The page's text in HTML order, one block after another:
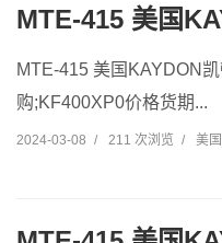
MTE-415 美国
MTE-415 美国KAYDON
购;KF400XP0价格货期...
2024-03-08 / 211 次浏览 / 美